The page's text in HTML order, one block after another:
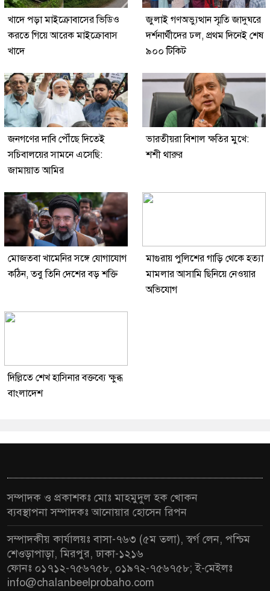
খাদে পড়া মাইক্রোবাসের ভিডিও
করতে গিয়ে আরেক মাইক্রোবাস
খাদে
জুলাই গণঅভ্যুত্থান স্মৃতি জাদুঘরে
দর্শনার্থীদের ঢল, প্রথম দিনেই শেষ
৯০০ টিকিট
জনগণের দাবি পৌঁছে দিতেই
সচিবালয়ের সামনে এসেছি:
জামায়াত আমির
ভারতীয়রা বিশাল ক্ষতির মুখে:
শশী থারুর
মোজতবা খামেনির সঙ্গে যোগাযোগ
কঠিন, তবু তিনি দেশের বড় শক্তি
মাগুরায় পুলিশের গাড়ি থেকে হত্যা
মামলার আসামি ছিনিয়ে নেওয়ার
অভিযোগ
দিল্লিতে শেখ হাসিনার বক্তব্যে ক্ষুব্ধ
বাংলাদেশ
সম্পাদক ও প্রকাশকঃ মোঃ মাহমুদুল হক খোকন
ব্যবস্থাপনা সম্পাদকঃ আনোয়ার হোসেন রিপন
সম্পাদকীয় কার্যালয়ঃ বাসা-৭৬৩ (৫ম তলা), স্বর্গ লেন, পশ্চিম
শেওড়াপাড়া, মিরপুর, ঢাকা-১২১৬
ফোনঃ ০১৭১২-৭৫৬৭৫৮, ০১৯৭২-৭৫৬৭৫৮; ই-মেইলঃ
info@chalanbeelprobaho.com